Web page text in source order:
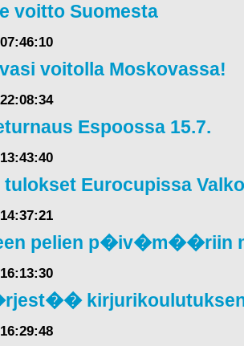
voitto Suomesta
voitolla Moskovassa!
Espoossa 15.7.
tulokset Eurocupissa
pelien p�iv�m��riin
kirjurikoulutuksen